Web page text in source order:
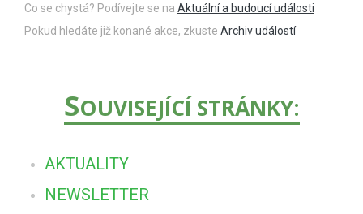
Co se chystá? Podívejte se na Aktuální a budoucí události
Pokud hledáte již konané akce, zkuste Archiv událostí
SOUVISEJÍCÍ STRÁNKY:
AKTUALITY
NEWSLETTER